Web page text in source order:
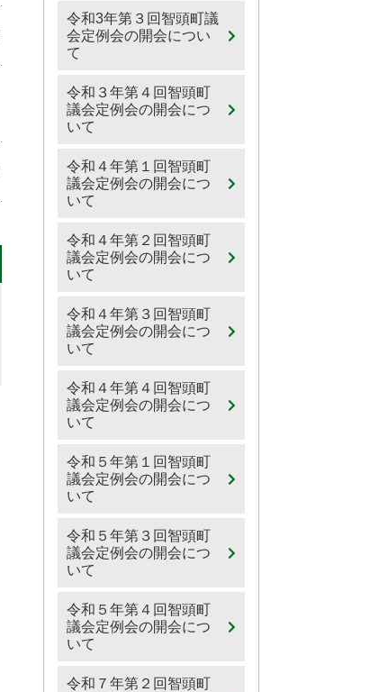
令和3年第３回智頭町議
会定例会の開会につい
て
令和３年第４回智頭町
議会定例会の開会につ
いて
令和４年第１回智頭町
議会定例会の開会につ
いて
令和４年第２回智頭町
議会定例会の開会につ
いて
令和４年第３回智頭町
議会定例会の開会につ
いて
令和４年第４回智頭町
議会定例会の開会につ
いて
令和５年第１回智頭町
議会定例会の開会につ
いて
令和５年第３回智頭町
議会定例会の開会につ
いて
令和５年第４回智頭町
議会定例会の開会につ
いて
令和７年第２回智頭町